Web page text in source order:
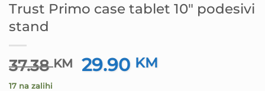
Trust Primo case tablet 10″ podesivi
stand
37.38KM
Izvorna
cijena
29.90 KM
17 na zalihi